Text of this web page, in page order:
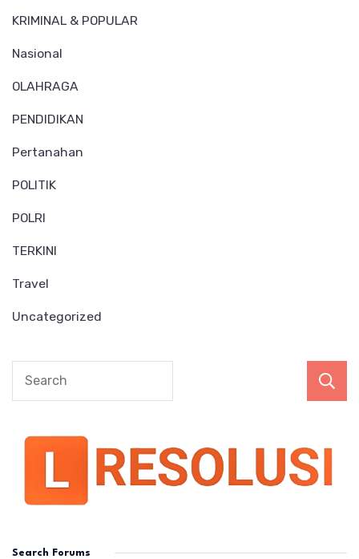
KRIMINAL & POPULAR
Nasional
OLAHRAGA
PENDIDIKAN
Pertanahan
POLITIK
POLRI
TERKINI
Travel
Uncategorized
Search Forums